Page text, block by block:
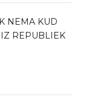
NEMA KUD
REPUBLIEK